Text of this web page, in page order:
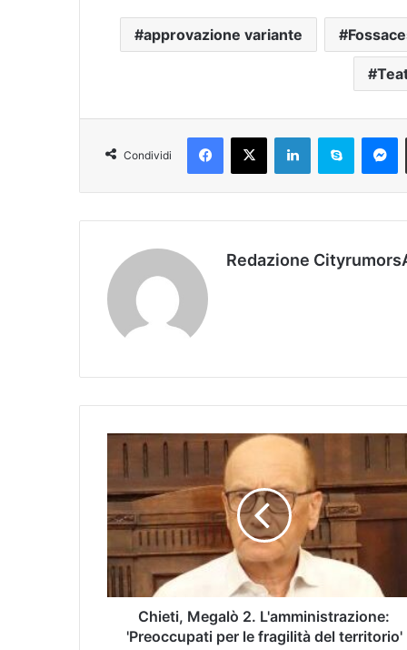
approvazione variante
Condividi
Redazione
Chieti, Megalò 2. L'amministrazione:
'Preoccupati per le fragilità del territorio'